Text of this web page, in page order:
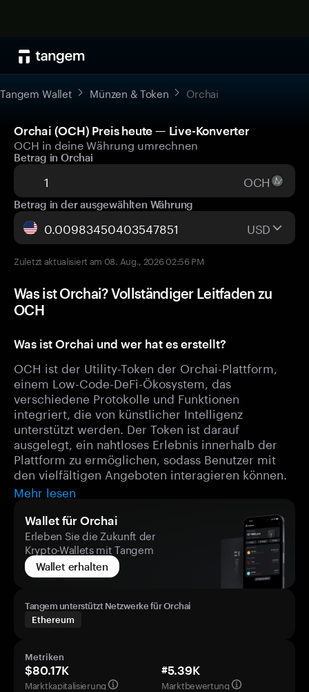
Tangem Wallet Münzen & Token Orchai
Orchai (OCH) Preis heute — Live-Konverter
OCH in deine Währung umrechnen
Betrag in Orchai
OCH
Betrag in der ausgewählten Währung
USD
Zuletzt aktualisiert am 08. Aug., 2026 02:56 PM
Was ist Orchai? Vollständiger Leitfaden zu
OCH
Was ist Orchai und wer hat es erstellt?
OCH ist der Utility-Token der Orchai-Plattform,
einem Low-Code-DeFi-Ökosystem, das
verschiedene Protokolle und Funktionen
integriert, die von künstlicher Intelligenz
unterstützt werden. Der Token ist darauf
ausgelegt, ein nahtloses Erlebnis innerhalb der
Plattform zu ermöglichen, sodass Benutzer mit
den vielfältigen Angeboten interagieren können.
Mehr lesen
Wallet für Orchai
Erleben Sie die Zukunft der
Krypto-Wallets mit Tangem
Wallet erhalten
Tangem unterstützt Netzwerke für Orchai
Ethereum
Metriken
$80.17K
Marktkapitalisierung
#5.39K
Marktbewertung